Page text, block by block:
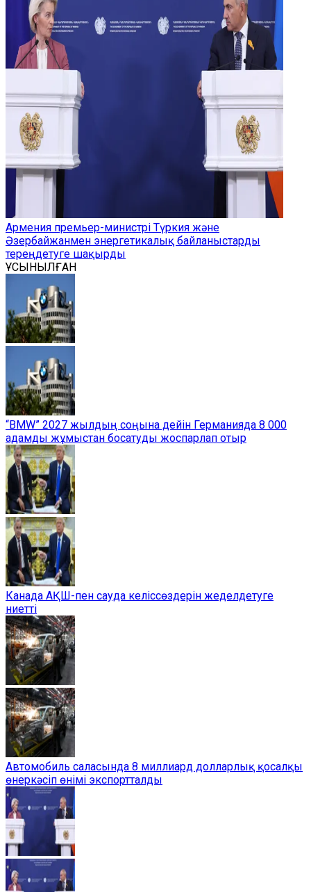
Армения премьер-министрі Түркия және
Әзербайжанмен энергетикалық байланыстарды
тереңдетуге шақырды
ҰСЫНЫЛҒАН
“BMW” 2027 жылдың соңына дейін Германияда 8 000
адамды жұмыстан босатуды жоспарлап отыр
Канада АҚШ-пен сауда келіссөздерін жеделдетуге
ниетті
Автомобиль саласында 8 миллиард долларлық қосалқы
өнеркәсіп өнімі экспортталды